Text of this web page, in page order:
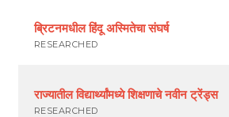
ब्रिटनमधील हिंदू अस्मितेचा संघर्ष
RESEARCHED
राज्यातील विद्यार्थ्यांमध्ये शिक्षणाचे नवीन ट्रेंड्स
RESEARCHED